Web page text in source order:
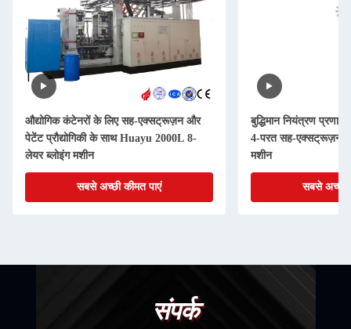
औद्योगिक कंटेनरों के लिए सह-एक्सट्रूज़न और
पेटेंट प्रौद्योगिकी के साथ Huayu 2000L 8-
लेयर ब्लोइंग मशीन
सबसे अच्छी कीमत पाएं
बुद्धिमान नियंत्रण
4-परत सह-एक्सट्रूज़न
मशीन
सबसे अच्छी
संपर्क